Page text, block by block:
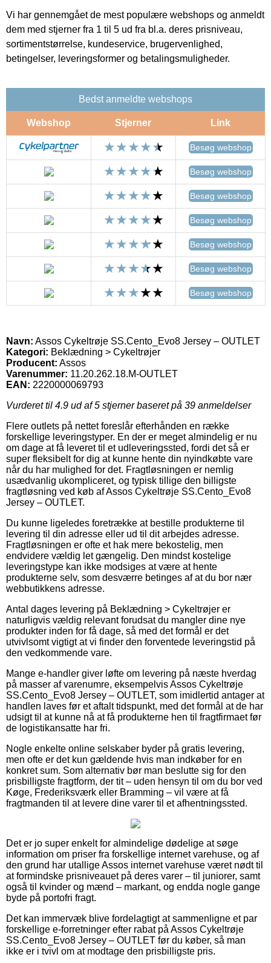
Vi har gennemgået de mest populære webshops og anmeldt
dem med stjerner fra 1 til 5 ud fra bl.a. deres prisniveau,
sortimentstørrelse, kundeservice, brugervenlighed,
betingelser, leveringsformer og betalingsmuligheder.
Bedst anmeldte webshops
Webshop Stjerner Link
Besøg webshop
Besøg webshop
Besøg webshop
Besøg webshop
Besøg webshop
Besøg webshop
Besøg webshop
Navn: Assos Cykeltrøje SS.Cento_Evo8 Jersey – OUTLET
Kategori: Beklædning > Cykeltrøjer
Producent: Assos
Varenummer: 11.20.262.18.M-OUTLET
EAN: 2220000069793
Vurderet til 4.9 ud af 5 stjerner baseret på 39 anmeldelser
Flere outlets på nettet foreslår efterhånden en række
forskellige leveringstyper. En der er meget almindelig er nu
om dage at få leveret til et udleveringssted, fordi det så er
super fleksibelt for dig at kunne hente din nyindkøbte vare
når du har mulighed for det. Fragtløsningen er nemlig
usædvanlig ukompliceret, og typisk tillige den billigste
fragtløsning ved køb af Assos Cykeltrøje SS.Cento_Evo8
Jersey – OUTLET.
Du kunne ligeledes foretrække at bestille produkterne til
levering til din adresse eller ud til dit arbejdes adresse.
Fragtløsningen er ofte et hak mere bekostelig, men
endvidere vældig let gængelig. Den mindst kostelige
leveringstype kan ikke modsiges at være at hente
produkterne selv, som desværre betinges af at du bor nær
webbutikkens adresse.
Antal dages levering på Beklædning > Cykeltrøjer er
naturligvis vældig relevant forudsat du mangler dine nye
produkter inden for få dage, så med det formål er det
utvivlsomt vigtigt at vi finder den forventede leveringstid på
den vedkommende vare.
Mange e-handler giver løfte om levering på næste hverdag
på masser af varenumre, eksempelvis Assos Cykeltrøje
SS.Cento_Evo8 Jersey – OUTLET, som imidlertid antager at
handlen laves før et aftalt tidspunkt, med det formål at de har
udsigt til at kunne nå at få produkterne hen til fragtfirmaet før
de logistikansatte har fri.
Nogle enkelte online selskaber byder på gratis levering,
men ofte er det kun gældende hvis man indkøber for en
konkret sum. Som alternativ bør man beslutte sig for den
prisbilligste fragtform, der tit – uden hensyn til om du bor ved
Køge, Frederiksværk eller Bramming – vil være at få
fragtmanden til at levere dine varer til et afhentningssted.
Det er jo super enkelt for almindelige dødelige at søge
information om priser fra forskellige internet varehuse, og af
den grund har utallige Assos internet varehuse været nødt til
at formindske prisniveauet på deres varer – til juniorer, samt
også til kvinder og mænd – markant, og endda nogle gange
byde på portofri fragt.
Det kan immervæk blive fordelagtigt at sammenligne et par
forskellige e-forretninger efter rabat på Assos Cykeltrøje
SS.Cento_Evo8 Jersey – OUTLET før du køber, så man
ikke er i tvivl om at modtage den prisbilligste pris.